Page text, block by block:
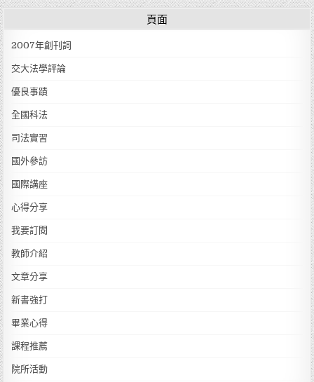
頁面
2007年創刊詞
交大法學評論
優良事蹟
全國科法
司法實習
國外參訪
國際講座
心得分享
我要訂閱
教師介紹
文章分享
新書強打
畢業心得
課程推薦
院所活動